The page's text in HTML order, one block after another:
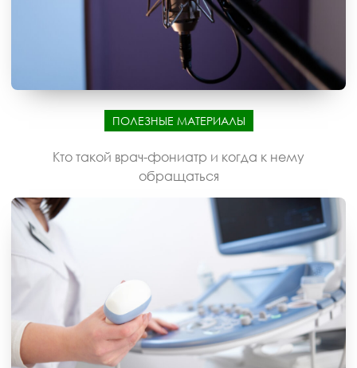
ПОЛЕЗНЫЕ МАТЕРИАЛЫ
Кто такой врач-фониатр и когда к нему
обращаться